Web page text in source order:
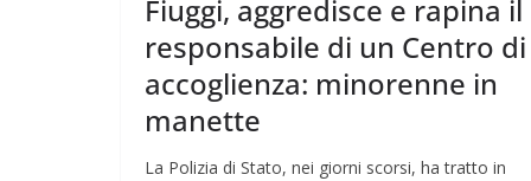
Fiuggi, aggredisce e rapina il
responsabile di un Centro di
accoglienza: minorenne in
manette
La Polizia di Stato, nei giorni scorsi, ha tratto in